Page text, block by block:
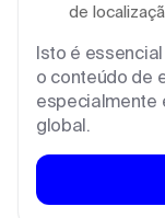
de
Isto é
o conteúdo de
especialmente
global.